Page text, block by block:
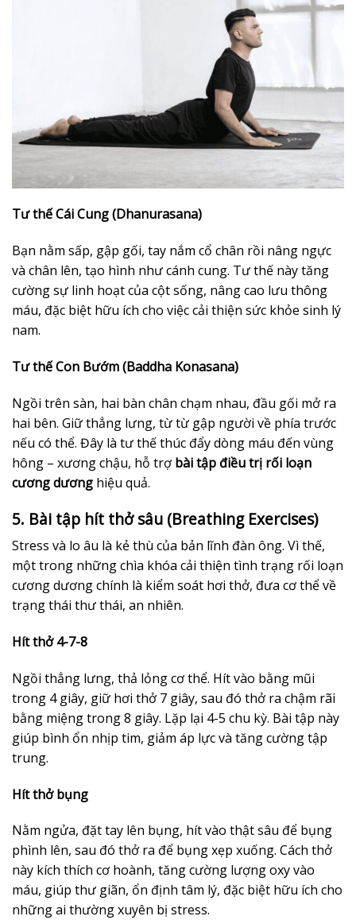
Tư thế Cái Cung (Dhanurasana)
Bạn nằm sấp, gập gối, tay nắm cổ chân rồi nâng ngực
và chân lên, tạo hình như cánh cung. Tư thế này tăng
cường sự linh hoạt của cột sống, nâng cao lưu thông
máu, đặc biệt hữu ích cho việc cải thiện sức khỏe sinh lý
nam.
Tư thế Con Bướm (Baddha Konasana)
Ngồi trên sàn, hai bàn chân chạm nhau, đầu gối mở ra
hai bên. Giữ thẳng lưng, từ từ gập người về phía trước
nếu có thể. Đây là tư thế thúc đẩy dòng máu đến vùng
hông – xương chậu, hỗ trợ bài tập điều trị rối loạn
cương dương hiệu quả.
5. Bài tập hít thở sâu (Breathing Exercises)
Stress và lo âu là kẻ thù của bản lĩnh đàn ông. Vì thế,
một trong những chìa khóa cải thiện tình trạng rối loạn
cương dương chính là kiểm soát hơi thở, đưa cơ thể về
trạng thái thư thái, an nhiên.
Hít thở 4-7-8
Ngồi thẳng lưng, thả lỏng cơ thể. Hít vào bằng mũi
trong 4 giây, giữ hơi thở 7 giây, sau đó thở ra chậm rãi
bằng miệng trong 8 giây. Lặp lại 4-5 chu kỳ. Bài tập này
giúp bình ổn nhịp tim, giảm áp lực và tăng cường tập
trung.
Hít thở bụng
Nằm ngửa, đặt tay lên bụng, hít vào thật sâu để bụng
phình lên, sau đó thở ra để bụng xẹp xuống. Cách thở
này kích thích cơ hoành, tăng cường lượng oxy vào
máu, giúp thư giãn, ổn định tâm lý, đặc biệt hữu ích cho
những ai thường xuyên bị stress.